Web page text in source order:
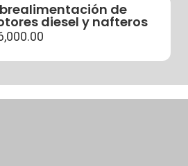
de
diesel y nafteros